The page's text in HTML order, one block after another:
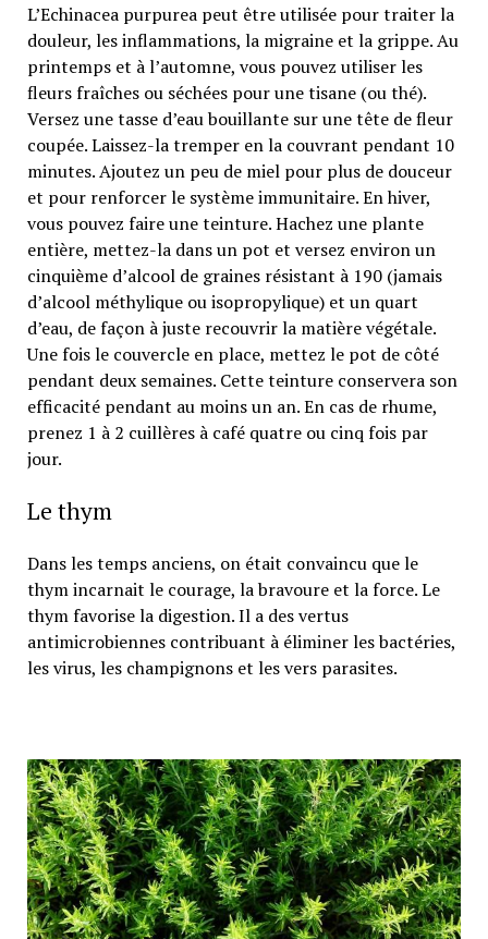
L’Echinacea purpurea peut être utilisée pour traiter la
douleur, les inflammations, la migraine et la grippe. Au
printemps et à l’automne, vous pouvez utiliser les
fleurs fraîches ou séchées pour une tisane (ou thé).
Versez une tasse d’eau bouillante sur une tête de fleur
coupée. Laissez-la tremper en la couvrant pendant 10
minutes. Ajoutez un peu de miel pour plus de douceur
et pour renforcer le système immunitaire. En hiver,
vous pouvez faire une teinture. Hachez une plante
entière, mettez-la dans un pot et versez environ un
cinquième d’alcool de graines résistant à 190 (jamais
d’alcool méthylique ou isopropylique) et un quart
d’eau, de façon à juste recouvrir la matière végétale.
Une fois le couvercle en place, mettez le pot de côté
pendant deux semaines. Cette teinture conservera son
efficacité pendant au moins un an. En cas de rhume,
prenez 1 à 2 cuillères à café quatre ou cinq fois par
jour.
Le thym
Dans les temps anciens, on était convaincu que le
thym incarnait le courage, la bravoure et la force. Le
thym favorise la digestion. Il a des vertus
antimicrobiennes contribuant à éliminer les bactéries,
les virus, les champignons et les vers parasites.